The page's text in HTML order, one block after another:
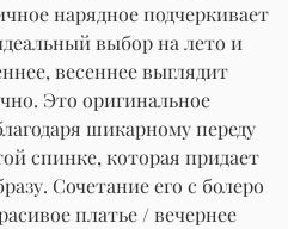
нарядное подчеркивает
выбор на лето и
весеннее выглядит
Это оригинальное
шикарному переду
спинке, которая придает
Сочетание его с болеро
платье / вечернее